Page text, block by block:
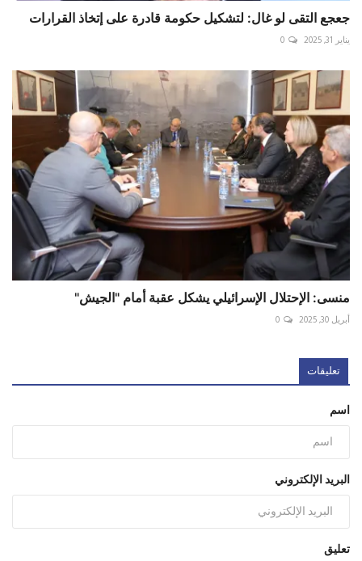
جعجع التقى لو غال: لتشكيل حكومة قادرة على إتخاذ القرارات
يناير 31, 2025 0
منسى: الإحتلال الإسرائيلي يشكل عقبة أمام "الجيش"
أبريل 30, 2025 0
تعليقات
اسم
البريد الإلكتروني
تعليق